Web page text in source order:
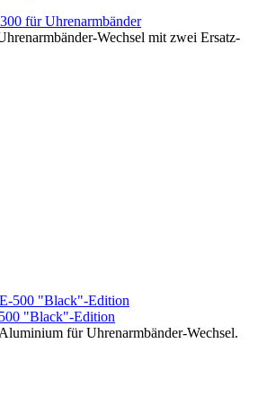
für Uhrenarmbänder
Wechsel mit zwei Ersatz-
"Black"-Edition
für Uhrenarmbänder-Wechsel.